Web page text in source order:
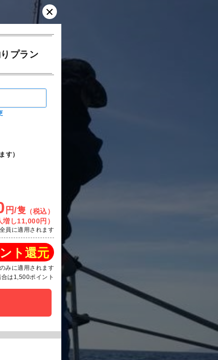
プラン
す）
円/隻 （税込）
増し11,000円）
員に適用されます
ト還元
みに適用されます
は1,500ポイント